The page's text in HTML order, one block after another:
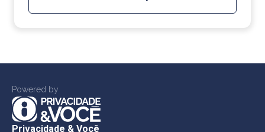
Powered by
Privacidade & Você